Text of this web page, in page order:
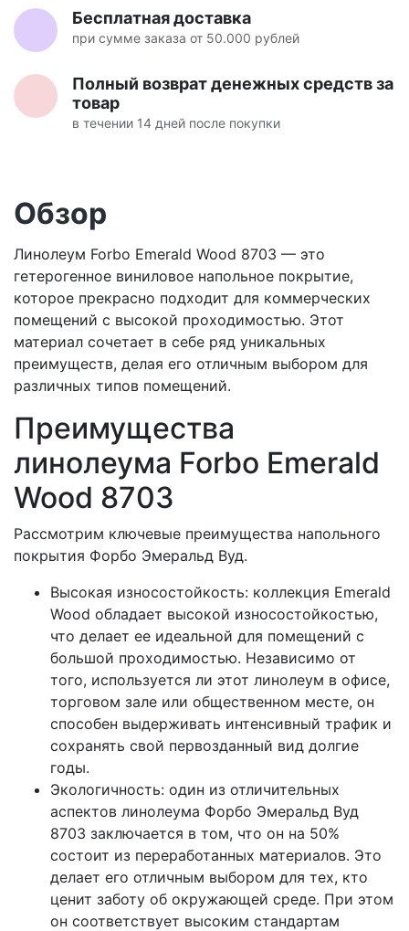
Бесплатная доставка
при сумме заказа от 50.000 рублей
Полный возврат денежных средств за
товар
в течении 14 дней после покупки
Обзор
Линолеум Forbo Emerald Wood 8703 — это
гетерогенное виниловое напольное покрытие,
которое прекрасно подходит для коммерческих
помещений с высокой проходимостью. Этот
материал сочетает в себе ряд уникальных
преимуществ, делая его отличным выбором для
различных типов помещений.
Преимущества
линолеума Forbo Emerald
Wood 8703
Рассмотрим ключевые преимущества напольного
покрытия Форбо Эмеральд Вуд.
Высокая износостойкость: коллекция Emerald
Wood обладает высокой износостойкостью,
что делает ее идеальной для помещений с
большой проходимостью. Независимо от
того, используется ли этот линолеум в офисе,
торговом зале или общественном месте, он
способен выдерживать интенсивный трафик и
сохранять свой первозданный вид долгие
годы.
Экологичность: один из отличительных
аспектов линолеума Форбо Эмеральд Вуд
8703 заключается в том, что он на 50%
состоит из переработанных материалов. Это
делает его отличным выбором для тех, кто
ценит заботу об окружающей среде. При этом
он соответствует высоким стандартам